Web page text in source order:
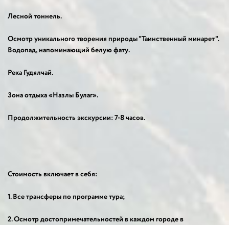
Лесной тоннель.
Осмотр уникального творения природы "Таинственный минарет".
Водопад, напоминающий белую фату.
Река Гудялчай.
Зона отдыха «Назлы Булаг».
Продолжительность экскурсии: 7-8 часов.
Стоимость включает в себя:
1. Все трансферы по программе тура;
2. Осмотр достопримечательностей в каждом городе в